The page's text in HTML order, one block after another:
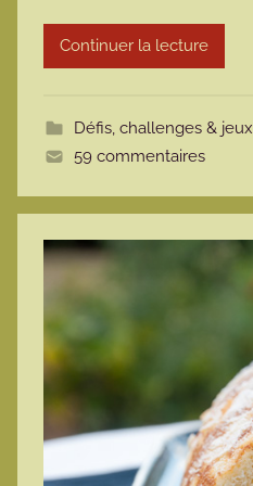
t
Continuer la lecture
Défis, challenges & jeux
59 commentaires